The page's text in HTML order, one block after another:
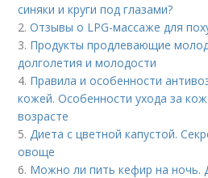
синяки и круги под глазами?
2.Отзывы о LPG-массаже для
3. Продукты продлевающие
долголетия и молодости
4. Правила и особенности
кожей. Особенности ухода за
возрасте
5.Диета с цветной капустой.
овоще
6. Можно ли пить кефир на ночь.